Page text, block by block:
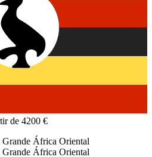
de 4200 €